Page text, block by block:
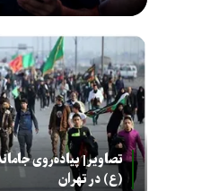
تصاویر| پیاده‌روی
(ع) در تهران